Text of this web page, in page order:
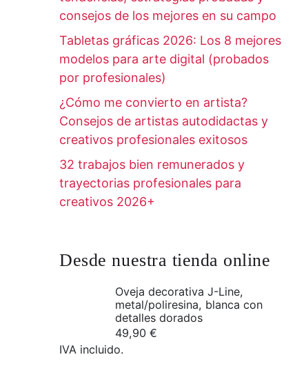
consejos de los mejores en su campo
Tabletas gráficas 2026: Los 8 mejores
modelos para arte digital (probados
por profesionales)
¿Cómo me convierto en artista?
Consejos de artistas autodidactas y
creativos profesionales exitosos
32 trabajos bien remunerados y
trayectorias profesionales para
creativos 2026+
Desde nuestra tienda online
Oveja decorativa J-Line,
metal/poliresina, blanca con
detalles dorados
49,90€
IVA incluido.